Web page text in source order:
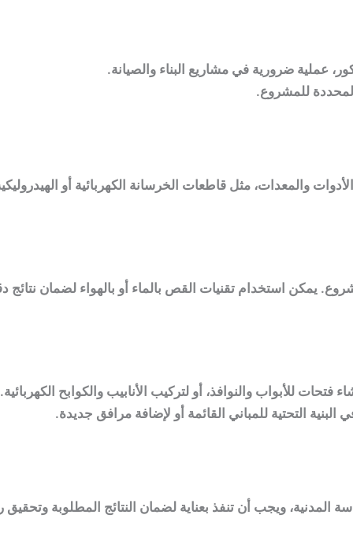
عملية ضرورية في مشاريع البناء والصيانة.
للمشروع.
والمعدات، مثل قاطعات الخرسانة الكهربائية أو
يمكن استخدام تقنيات القص بالماء أو بالهواء لضمان
للأبواب والنوافذ، أو لتركيب الأنابيب والكوابح الكهربائية.
التحتية للمباني القائمة أو لإضافة مرافق جديدة.
ويجب أن تنفذ بعناية لضمان النتائج المطلوبة وتحقيق